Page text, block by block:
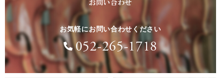
お問い合わせ
お気軽にお問い合わせください
052-265-1718